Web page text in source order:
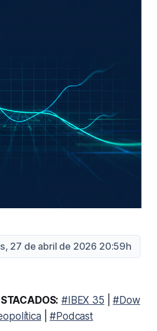
27 de abril de 2026 20:59h
#IBEX 35 |#Dow
|#Podcast